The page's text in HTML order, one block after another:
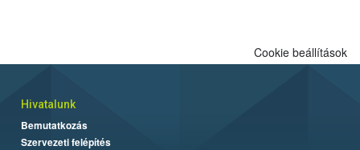
Cookie beállítások
Hivatalunk
Bemutatkozás
Szervezeti felépítés